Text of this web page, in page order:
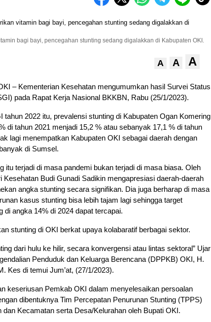
bagi bayi, pencegahan stunting sedang digalakkan di Kabupaten OKI.
A A A
– Kementerian Kesehatan mengumumkan hasil Survei Status
pada Rapat Kerja Nasional BKKBN, Rabu (25/1/2023).
tahun 2022 itu, prevalensi stunting di Kabupaten Ogan Komering
di tahun 2021 menjadi 15,2 % atau sebanyak 17,1 % di tahun
lagi menempatkan Kabupaten OKI sebagai daerah dengan
di Sumsel.
itu terjadi di masa pandemi bukan terjadi di masa biasa. Oleh
Kesehatan Budi Gunadi Sadikin mengapresiasi daerah-daerah
angka stunting secara signifikan. Dia juga berharap di masa
kasus stunting bisa lebih tajam lagi sehingga target
di angka 14% di 2024 dapat tercapai.
stunting di OKI berkat upaya kolabaratif berbagai sektor.
dari hulu ke hilir, secara konvergensi atau lintas sektoral” Ujar
Penduduk dan Keluarga Berencana (DPPKB) OKI, H.
Kes di temui Jum’at, (27/1/2023).
keseriusan Pemkab OKI dalam menyelesaikan persoalan
dibentuknya Tim Percepatan Penurunan Stunting (TPPS)
dan Kecamatan serta Desa/Kelurahan oleh Bupati OKI.